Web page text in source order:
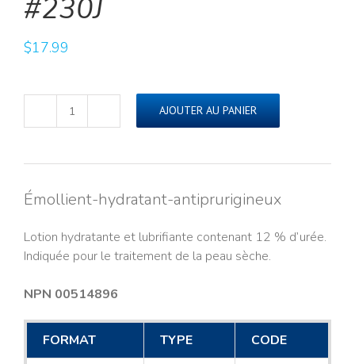
#230J
$17.99
quantité
Lotion
AJOUTER AU PANIER
Émollient-hydratant-antiprurigineux
Lotion hydratante et lubrifiante contenant 12 % d’urée.
Indiquée pour le traitement de la peau sèche.
NPN 00514896
FORMAT TYPE CODE